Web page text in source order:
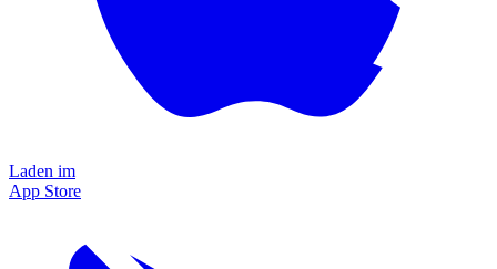
Laden im
App Store